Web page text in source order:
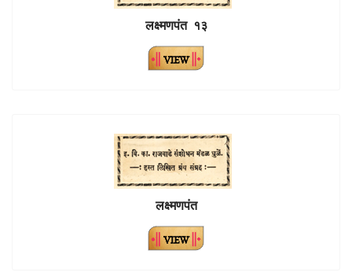
लक्ष्मणपंत १३
लक्ष्मणपंत